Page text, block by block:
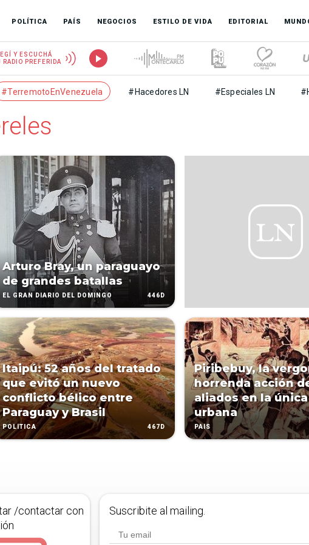
POLÍTICA PAÍS NEGOCIOS ESTILO DE VIDA EDITORIAL
Y ESCUCHÁ
RADIO PREFERIDA
#TerremotoEnVenezuela #Hacedores LN #Especiales LN
Arturo Bray, un paraguayo
de grandes batallas
EL GRAN DIARIO DEL DOMINGO 446D
Itaipú: 52 años del tratado
que evitó un nuevo
conflicto bélico entre
Paraguay y Brasil
POLÍTICA 467D
Piribebuy, la
horrenda acción
aliados en la
urbana
PAÍS
/contactar con
Suscribite al mailing.